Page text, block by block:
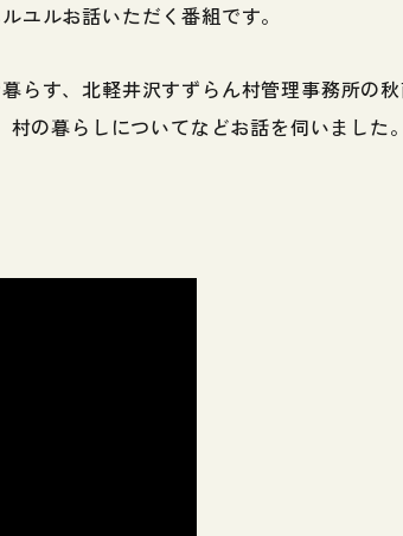
ユルお話いただく番組です。
らす、北軽井沢すずらん村管理事務所の
の暮らしについてなどお話を伺いました